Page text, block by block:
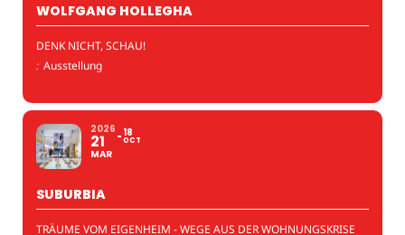
WOLFGANG HOLLEGHA
DENK NICHT, SCHAU!
: Ausstellung
2026
21
MAR
18
OCT
SUBURBIA
TRÄUME VOM EIGENHEIM - WEGE AUS DER WOHNUNGSKRISE